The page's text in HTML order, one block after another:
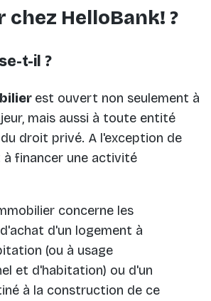
chez HelloBank! ?
t-il ?
est ouvert non seulement à
mais aussi à toute entité
droit privé. A l'exception de
à financer une activité
concerne les
d'un logement à
(ou à usage
et d'habitation) ou d'un
à la construction de ce